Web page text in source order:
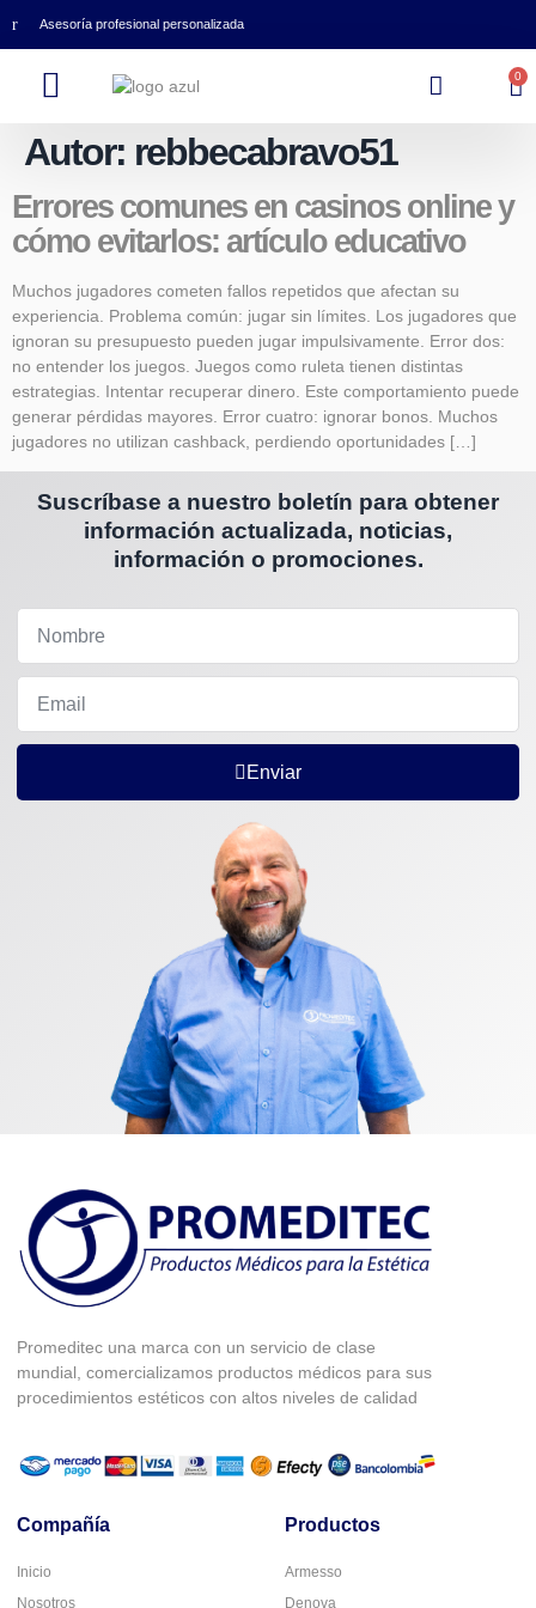
Asesoría profesional personalizada
0
Autor: rebbecabravo51
Errores comunes en casinos online y
cómo evitarlos: artículo educativo
Muchos jugadores cometen fallos repetidos que afectan su
experiencia. Problema común: jugar sin límites. Los jugadores que
ignoran su presupuesto pueden jugar impulsivamente. Error dos:
no entender los juegos. Juegos como ruleta tienen distintas
estrategias. Intentar recuperar dinero. Este comportamiento puede
generar pérdidas mayores. Error cuatro: ignorar bonos. Muchos
jugadores no utilizan cashback, perdiendo oportunidades […]
Suscríbase a nuestro boletín para obtener
información actualizada, noticias,
información o promociones.
Enviar
Promeditec una marca con un servicio de clase
mundial, comercializamos productos médicos para sus
procedimientos estéticos con altos niveles de calidad
Compañía
Inicio
Nosotros
Productos
Armesso
Denova